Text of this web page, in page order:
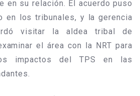
en su relación. El acuerdo puso
en los tribunales, y la gerencia
visitar la aldea tribal de
el área con la NRT para
impactos del TPS en las